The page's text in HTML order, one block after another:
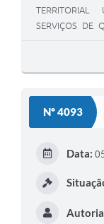
TERRITORIAL
SERVIÇOS DE
Nº 4093
Data: